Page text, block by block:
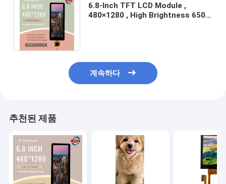
6.8-Inch TFT LCD Module ,
480×1280 , High Brightness 650
계속하다
추천된 제품